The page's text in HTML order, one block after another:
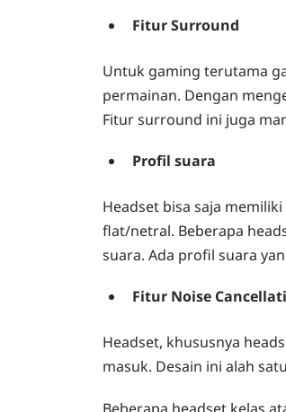
Fitur Surround
Untuk gaming terutama
permainan. Dengan
Fitur surround ini juga
Profil suara
Headset bisa saja
flat/netral. Beberapa
suara. Ada profil suara
Fitur Noise
Headset, khususnya
masuk. Desain ini alah